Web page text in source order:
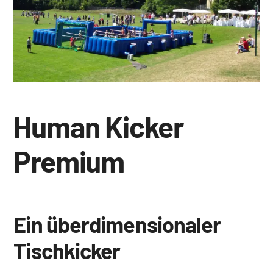
Human Kicker
Premium
Ein überdimensionaler
Tischkicker